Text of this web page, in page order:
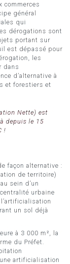
commerces
général
qui
dérogations sont
portant sur
est dépassé pour
les
dans
d’alternative à
et forestiers et
Nette) est
depuis le 15
!
façon alternative :
de territoire)
sein d’un
urbaine
un sol déjà
à 3 000 m², la
du Préfet.
artificialisation